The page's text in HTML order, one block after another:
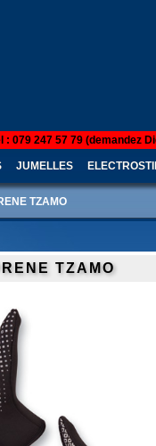
: 079 247 57 79 (demandez
JUMELLES
TZAMO
TZAMO